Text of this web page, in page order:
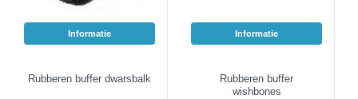
Informatie
Rubberen buffer dwarsbalk
Informatie
Rubberen buffer
wishbones